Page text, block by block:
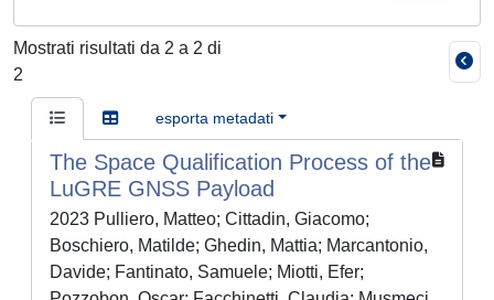
Mostrati risultati da 2 a 2 di
2
esporta metadati
The Space Qualification Process of the
LuGRE GNSS Payload
2023 Pulliero, Matteo; Cittadin, Giacomo;
Boschiero, Matilde; Ghedin, Mattia; Marcantonio,
Davide; Fantinato, Samuele; Miotti, Efer;